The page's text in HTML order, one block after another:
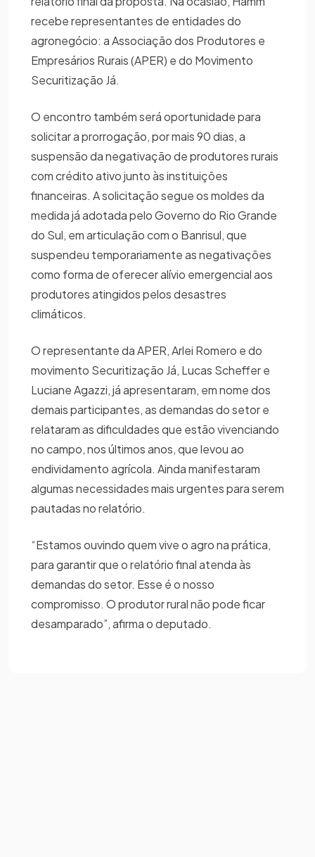
recebe representantes de entidades do
agronegócio: a Associação dos Produtores e
Empresários Rurais (APER) e do Movimento
Securitização Já.
O encontro também será oportunidade para
solicitar a prorrogação, por mais 90 dias, a
suspensão da negativação de produtores rurais
com crédito ativo junto às instituições
financeiras. A solicitação segue os moldes da
medida já adotada pelo Governo do Rio Grande
do Sul, em articulação com o Banrisul, que
suspendeu temporariamente as negativações
como forma de oferecer alívio emergencial aos
produtores atingidos pelos desastres
climáticos.
O representante da APER, Arlei Romero e do
movimento Securitização Já, Lucas Scheffer e
Luciane Agazzi, já apresentaram, em nome dos
demais participantes, as demandas do setor e
relataram as dificuldades que estão vivenciando
no campo, nos últimos anos, que levou ao
endividamento agrícola. Ainda manifestaram
algumas necessidades mais urgentes para serem
pautadas no relatório.
“Estamos ouvindo quem vive o agro na prática,
para garantir que o relatório final atenda às
demandas do setor. Esse é o nosso
compromisso. O produtor rural não pode ficar
desamparado”, afirma o deputado.